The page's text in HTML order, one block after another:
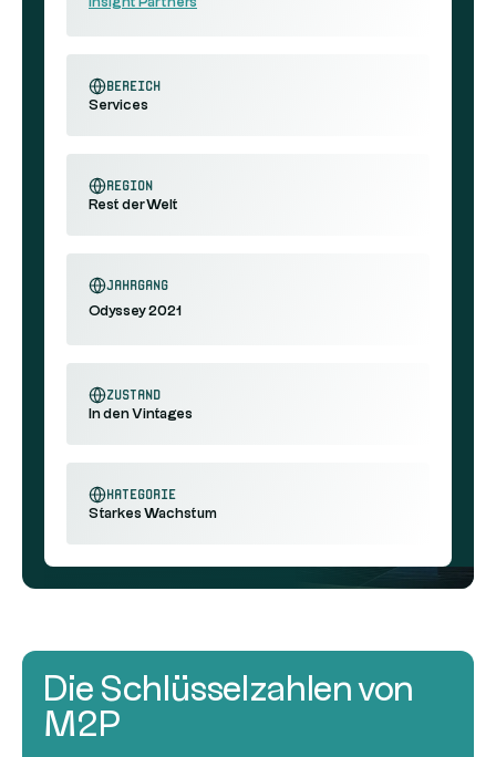
Bereich
Services
Region
Rest der Welt
Jahrgang
Odyssey 2021
Zustand
In den Vintages
Kategorie
Starkes Wachstum
Die Schlüsselzahlen von
M2P